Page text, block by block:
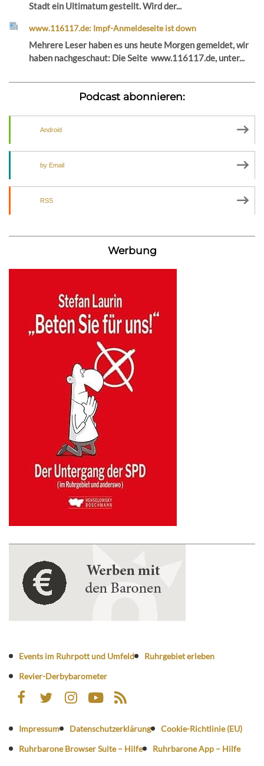
Stadt ein Ultimatum gestellt. Wird der...
www.116117.de: Impf-Anmeldeseite ist down
Mehrere Leser haben es uns heute Morgen gemeldet, wir
haben nachgeschaut: Die Seite www.116117.de, unter...
Podcast abonnieren:
Android
by Email
RSS
Werbung
Events im Ruhrpott und Umfeld
Ruhrgebiet erleben
Revier-Derbybarometer
Impressum Datenschutzerklärung
Cookie-Richtlinie (EU)
Ruhrbarone Browser Suite – Hilfe
Ruhrbarone App – Hilfe